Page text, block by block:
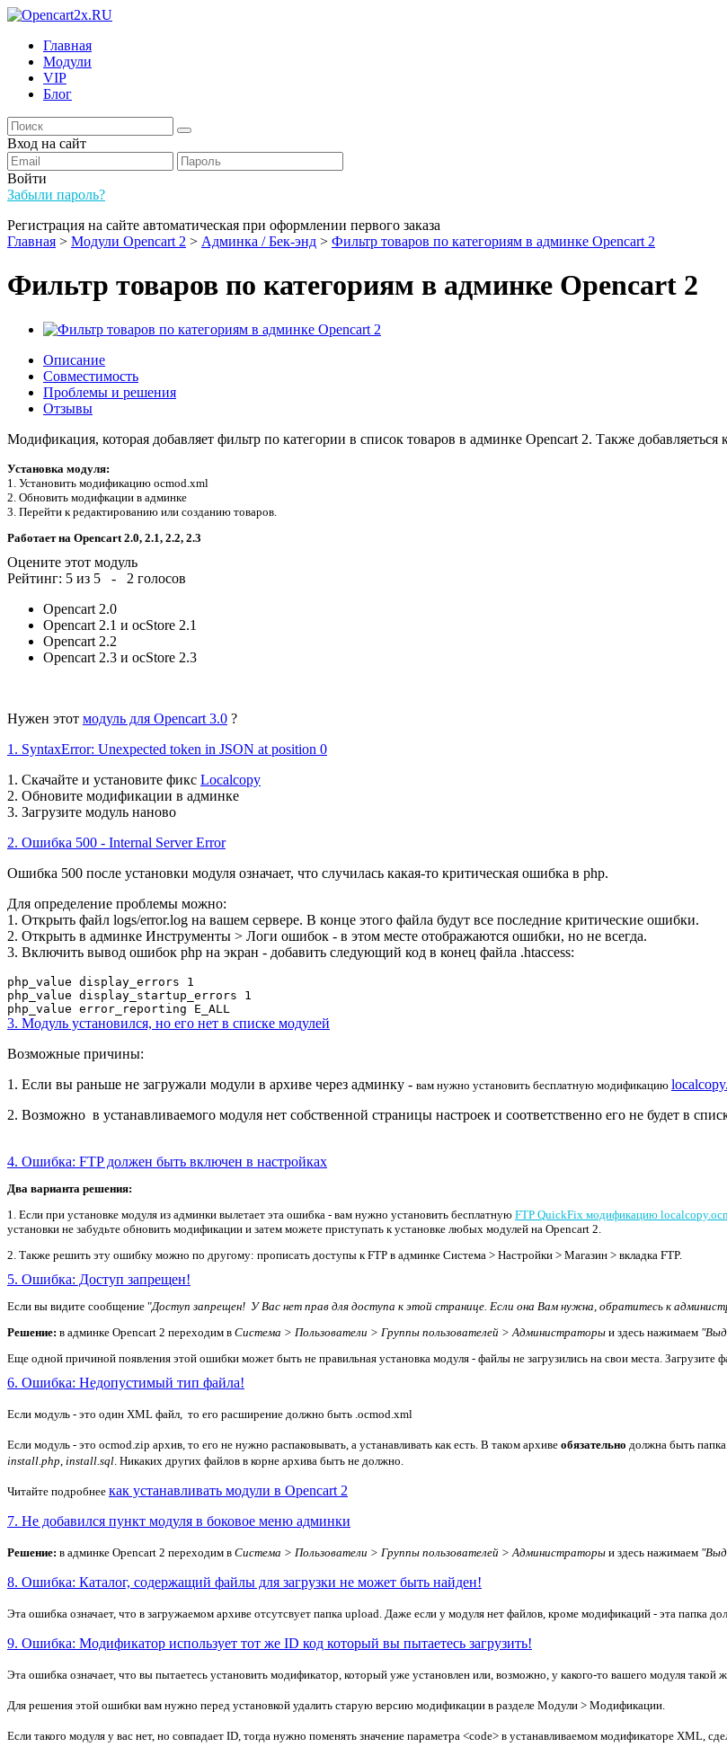
Главная
Модули
VIP
Блог
Вход на сайт
Войти
Забыли пароль?
Регистрация на сайте автоматическая при оформлении первого заказа
Главная > Модули Opencart 2 > Админка / Бек-энд > Фильтр товаров по категориям в админке Opencart 2
Фильтр товаров по категориям в админке Opencart 2
Описание
Совместимость
Проблемы и решения
Отзывы
Модификация, которая добавляет фильтр по категории в список товаров в админке Opencart 2. Также
Установка модуля:
1. Установить модификацию ocmod.xml
2. Обновить модифкации в админке
3. Перейти к редактированию или созданию товаров.
Работает на Opencart 2.0, 2.1, 2.2, 2.3
Оцените этот модуль
Рейтинг: 5 из 5 - 2 голосов
Opencart 2.0
Opencart 2.1 и ocStore 2.1
Opencart 2.2
Opencart 2.3 и ocStore 2.3
Нужен этот модуль для Opencart 3.0 ?
1. SyntaxError: Unexpected token in JSON at position 0
1. Скачайте и установите фикс Localcopy
2. Обновите модификации в админке
3. Загрузите модуль наново
2. Ошибка 500 - Internal Server Error
Ошибка 500 после установки модуля означает, что случилась какая-то критическая ошибка в php.
Для определение проблемы можно:
1. Открыть файл logs/error.log на вашем сервере. В конце этого файла будут все последние критические ошибки.
2. Открыть в админке Инструменты > Логи ошибок - в этом месте отображаются ошибки, но не всегда.
3. Включить вывод ошибок php на экран - добавить следующий код в конец файла .htaccess:
php_value display_errors 1
php_value display_startup_errors 1
php_value error_reporting E_ALL
3. Модуль установился, но его нет в списке модулей
Возможные причины:
1. Если вы раньше не загружали модули в архиве через админку - вам нужно установить бесплатную модификацию
2. Возможно в устанавливаемого модуля нет собственной страницы настроек и соответственно его не будет в
4. Ошибка: FTP должен быть включен в настройках
Два варианта решения:
1. Если при установке модуля из админки вылетает эта ошибка - вам нужно установить бесплатную FTP QuickFix модификацию
установки не забудьте обновить модификации и затем можете приступать к установке любых модулей на Opencart 2.
2. Также решить эту ошибку можно по другому: прописать доступы к FTP в админке Система > Настройки > Магазин > вкладка FTP.
5. Ошибка: Доступ запрещен!
Если вы видите сообщение "Доступ запрещен! У Вас нет прав для доступа к этой странице. Если она Вам нужна, обратитесь к
Решение: в админке Opencart 2 переходим в Система > Пользователи > Группы пользователей > Администраторы и здесь нажимаем
Еще одной причиной появления этой ошибки может быть не правильная установка модуля - файлы не загрузились на свои места. Загрузите
6. Ошибка: Недопустимый тип файла!
Если модуль - это один XML файл, то его расширение должно быть .ocmod.xml
Если модуль - это ocmod.zip архив, то его не нужно распаковывать, а устанавливать как есть. В таком архиве обязательно должна быть папка
install.php install.sql . Никаких других файлов в корне архива быть не должно.
Читайте подробнее как устанавливать модули в Opencart 2
7. Не добавился пункт модуля в боковое меню админки
Решение: в админке Opencart 2 переходим в Система > Пользователи > Группы пользователей > Администраторы и здесь нажимаем
8. Ошибка: Каталог, содержащий файлы для загрузки не может быть найден!
Эта ошибка означает, что в загружаемом архиве отсутсвует папка upload. Даже если у модуля нет файлов, кроме модификаций - эта папка
9. Ошибка: Модификатор использует тот же ID код который вы пытаетесь загрузить!
Эта ошибка означает, что вы пытаетесь установить модификатор, который уже установлен или, возможно, у какого-то вашего модуля такой
Для решения этой ошибки вам нужно перед установкой удалить старую версию модификации в разделе Модули > Модификации.
Если такого модуля у вас нет, но совпадает ID, тогда нужно поменять значение параметра <code> в устанавливаемом модификаторе XML,